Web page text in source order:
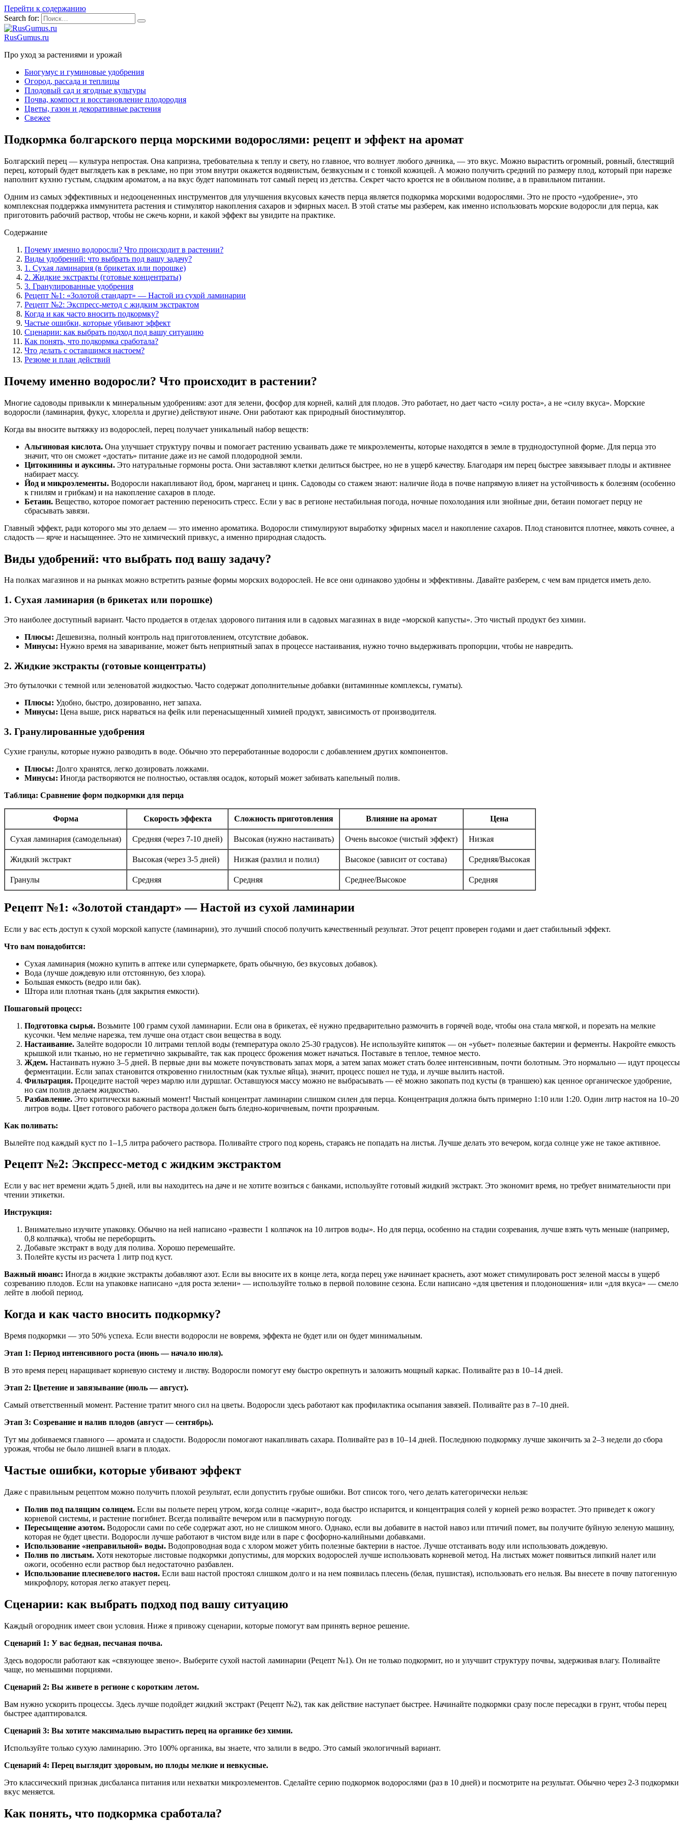
Перейти к содержанию
Search for:
RusGumus.ru
Про уход за растениями и урожай
Биогумус и гуминовые удобрения
Огород, рассада и теплицы
Плодовый сад и ягодные культуры
Почва, компост и восстановление плодородия
Цветы, газон и декоративные растения
Свежее
Подкормка болгарского перца морскими водорослями: рецепт и эффект на аромат
Болгарский перец — культура непростая. Она капризна, требовательна к теплу и свету, но главное, что волнует любого дачника, — это вкус. Можно вырастить огромный, ровный, блестящий
перец, который будет выглядеть как в рекламе, но при этом внутри окажется водянистым, безвкусным и с тонкой кожицей. А можно получить средний по размеру плод, который при нарезке
наполнит кухню густым, сладким ароматом, а на вкус будет напоминать тот самый перец из детства. Секрет часто кроется не в обильном поливе, а в правильном питании.
Одним из самых эффективных и недооцененных инструментов для улучшения вкусовых качеств перца является подкормка морскими водорослями. Это не просто «удобрение», это
комплексная поддержка иммунитета растения и стимулятор накопления сахаров и эфирных масел. В этой статье мы разберем, как именно использовать морские водоросли для перца, как
приготовить рабочий раствор, чтобы не сжечь корни, и какой эффект вы увидите на практике.
Содержание
Почему именно водоросли? Что происходит в растении?
Виды удобрений: что выбрать под вашу задачу?
1. Сухая ламинария (в брикетах или порошке)
2. Жидкие экстракты (готовые концентраты)
3. Гранулированные удобрения
Рецепт №1: «Золотой стандарт» — Настой из сухой ламинарии
Рецепт №2: Экспресс-метод с жидким экстрактом
Когда и как часто вносить подкормку?
Частые ошибки, которые убивают эффект
Сценарии: как выбрать подход под вашу ситуацию
Как понять, что подкормка сработала?
Что делать с оставшимся настоем?
Резюме и план действий
Почему именно водоросли? Что происходит в растении?
Многие садоводы привыкли к минеральным удобрениям: азот для зелени, фосфор для корней, калий для плодов. Это работает, но дает часто «силу роста», а не «силу вкуса». Морские
водоросли (ламинария, фукус, хлорелла и другие) действуют иначе. Они работают как природный биостимулятор.
Когда вы вносите вытяжку из водорослей, перец получает уникальный набор веществ:
Альгиновая кислота. Она улучшает структуру почвы и помогает растению усваивать даже те микроэлементы, которые находятся в земле в труднодоступной форме. Для перца это
значит, что он сможет «достать» питание даже из не самой плодородной земли.
Цитокинины и ауксины. Это натуральные гормоны роста. Они заставляют клетки делиться быстрее, но не в ущерб качеству. Благодаря им перец быстрее завязывает плоды и активнее
набирает массу.
Йод и микроэлементы. Водоросли накапливают йод, бром, марганец и цинк. Садоводы со стажем знают: наличие йода в почве напрямую влияет на устойчивость к болезням (особенно
к гнилям и грибкам) и на накопление сахаров в плоде.
Бетаин. Вещество, которое помогает растению переносить стресс. Если у вас в регионе нестабильная погода, ночные похолодания или знойные дни, бетаин помогает перцу не
сбрасывать завязи.
Главный эффект, ради которого мы это делаем — это именно ароматика. Водоросли стимулируют выработку эфирных масел и накопление сахаров. Плод становится плотнее, мякоть сочнее, а
сладость — ярче и насыщеннее. Это не химический привкус, а именно природная сладость.
Виды удобрений: что выбрать под вашу задачу?
На полках магазинов и на рынках можно встретить разные формы морских водорослей. Не все они одинаково удобны и эффективны. Давайте разберем, с чем вам придется иметь дело.
1. Сухая ламинария (в брикетах или порошке)
Это наиболее доступный вариант. Часто продается в отделах здорового питания или в садовых магазинах в виде «морской капусты». Это чистый продукт без химии.
Плюсы: Дешевизна, полный контроль над приготовлением, отсутствие добавок.
Минусы: Нужно время на заваривание, может быть неприятный запах в процессе настаивания, нужно точно выдерживать пропорции, чтобы не навредить.
2. Жидкие экстракты (готовые концентраты)
Это бутылочки с темной или зеленоватой жидкостью. Часто содержат дополнительные добавки (витаминные комплексы, гуматы).
Плюсы: Удобно, быстро, дозированно, нет запаха.
Минусы: Цена выше, риск нарваться на фейк или перенасыщенный химией продукт, зависимость от производителя.
3. Гранулированные удобрения
Сухие гранулы, которые нужно разводить в воде. Обычно это переработанные водоросли с добавлением других компонентов.
Плюсы: Долго хранятся, легко дозировать ложками.
Минусы: Иногда растворяются не полностью, оставляя осадок, который может забивать капельный полив.
Таблица: Сравнение форм подкормки для перца
Форма Скорость эффекта Сложность приготовления Влияние на аромат Цена
Сухая ламинария (самодельная) Средняя (через 7-10 дней) Высокая (нужно настаивать) Очень высокое (чистый эффект) Низкая
Жидкий экстракт Высокая (через 3-5 дней) Низкая (разлил и полил) Высокое (зависит от состава) Средняя/Высокая
Гранулы Средняя Средняя Среднее/Высокое Средняя
Рецепт №1: «Золотой стандарт» — Настой из сухой ламинарии
Если у вас есть доступ к сухой морской капусте (ламинарии), это лучший способ получить качественный результат. Этот рецепт проверен годами и дает стабильный эффект.
Что вам понадобится:
Сухая ламинария (можно купить в аптеке или супермаркете, брать обычную, без вкусовых добавок).
Вода (лучше дождевую или отстоянную, без хлора).
Большая емкость (ведро или бак).
Штора или плотная ткань (для закрытия емкости).
Пошаговый процесс:
Подготовка сырья. Возьмите 100 грамм сухой ламинарии. Если она в брикетах, её нужно предварительно размочить в горячей воде, чтобы она стала мягкой, и порезать на мелкие
кусочки. Чем мельче нарезка, тем лучше она отдаст свои вещества в воду.
Настаивание. Залейте водоросли 10 литрами теплой воды (температура около 25-30 градусов). Не используйте кипяток — он «убьет» полезные бактерии и ферменты. Накройте емкость
крышкой или тканью, но не герметично закрывайте, так как процесс брожения может начаться. Поставьте в теплое, темное место.
Ждем. Настаивать нужно 3–5 дней. В первые дни вы можете почувствовать запах моря, а затем запах может стать более интенсивным, почти болотным. Это нормально — идут процессы
ферментации. Если запах становится откровенно гнилостным (как тухлые яйца), значит, процесс пошел не туда, и лучше вылить настой.
Фильтрация. Процедите настой через марлю или дуршлаг. Оставшуюся массу можно не выбрасывать — её можно закопать под кусты (в траншею) как ценное органическое удобрение,
но сам полив делаем жидкостью.
Разбавление. Это критически важный момент! Чистый концентрат ламинарии слишком силен для перца. Концентрация должна быть примерно 1:10 или 1:20. Один литр настоя на 10–20
литров воды. Цвет готового рабочего раствора должен быть бледно-коричневым, почти прозрачным.
Как поливать:
Вылейте под каждый куст по 1–1,5 литра рабочего раствора. Поливайте строго под корень, стараясь не попадать на листья. Лучше делать это вечером, когда солнце уже не такое активное.
Рецепт №2: Экспресс-метод с жидким экстрактом
Если у вас нет времени ждать 5 дней, или вы находитесь на даче и не хотите возиться с банками, используйте готовый жидкий экстракт. Это экономит время, но требует внимательности при
чтении этикетки.
Инструкция:
Внимательно изучите упаковку. Обычно на ней написано «развести 1 колпачок на 10 литров воды». Но для перца, особенно на стадии созревания, лучше взять чуть меньше (например,
0,8 колпачка), чтобы не переборщить.
Добавьте экстракт в воду для полива. Хорошо перемешайте.
Полейте кусты из расчета 1 литр под куст.
Важный нюанс: Иногда в жидкие экстракты добавляют азот. Если вы вносите их в конце лета, когда перец уже начинает краснеть, азот может стимулировать рост зеленой массы в ущерб
созреванию плодов. Если на упаковке написано «для роста зелени» — используйте только в первой половине сезона. Если написано «для цветения и плодоношения» или «для вкуса» — смело
лейте в любой период.
Когда и как часто вносить подкормку?
Время подкормки — это 50% успеха. Если внести водоросли не вовремя, эффекта не будет или он будет минимальным.
Этап 1: Период интенсивного роста (июнь — начало июля).
В это время перец наращивает корневую систему и листву. Водоросли помогут ему быстро окрепнуть и заложить мощный каркас. Поливайте раз в 10–14 дней.
Этап 2: Цветение и завязывание (июль — август).
Самый ответственный момент. Растение тратит много сил на цветы. Водоросли здесь работают как профилактика осыпания завязей. Поливайте раз в 7–10 дней.
Этап 3: Созревание и налив плодов (август — сентябрь).
Тут мы добиваемся главного — аромата и сладости. Водоросли помогают накапливать сахара. Поливайте раз в 10–14 дней. Последнюю подкормку лучше закончить за 2–3 недели до сбора
урожая, чтобы не было лишней влаги в плодах.
Частые ошибки, которые убивают эффект
Даже с правильным рецептом можно получить плохой результат, если допустить грубые ошибки. Вот список того, чего делать категорически нельзя:
Полив под палящим солнцем. Если вы польете перец утром, когда солнце «жарит», вода быстро испарится, и концентрация солей у корней резко возрастет. Это приведет к ожогу
корневой системы, и растение погибнет. Всегда поливайте вечером или в пасмурную погоду.
Пересыщение азотом. Водоросли сами по себе содержат азот, но не слишком много. Однако, если вы добавите в настой навоз или птичий помет, вы получите буйную зеленую машину,
которая не будет цвести. Водоросли лучше работают в чистом виде или в паре с фосфорно-калийными добавками.
Использование «неправильной» воды. Водопроводная вода с хлором может убить полезные бактерии в настое. Лучше отстаивать воду или использовать дождевую.
Полив по листьям. Хотя некоторые листовые подкормки допустимы, для морских водорослей лучше использовать корневой метод. На листьях может появиться липкий налет или
ожоги, особенно если раствор был недостаточно разбавлен.
Использование плесневелого настоя. Если ваш настой простоял слишком долго и на нем появилась плесень (белая, пушистая), использовать его нельзя. Вы внесете в почву патогенную
микрофлору, которая легко атакует перец.
Сценарии: как выбрать подход под вашу ситуацию
Каждый огородник имеет свои условия. Ниже я привожу сценарии, которые помогут вам принять верное решение.
Сценарий 1: У вас бедная, песчаная почва.
Здесь водоросли работают как «связующее звено». Выберите сухой настой ламинарии (Рецепт №1). Он не только подкормит, но и улучшит структуру почвы, задерживая влагу. Поливайте
чаще, но меньшими порциями.
Сценарий 2: Вы живете в регионе с коротким летом.
Вам нужно ускорить процессы. Здесь лучше подойдет жидкий экстракт (Рецепт №2), так как действие наступает быстрее. Начинайте подкормки сразу после пересадки в грунт, чтобы перец
быстрее адаптировался.
Сценарий 3: Вы хотите максимально вырастить перец на органике без химии.
Используйте только сухую ламинарию. Это 100% органика, вы знаете, что залили в ведро. Это самый экологичный вариант.
Сценарий 4: Перец выглядит здоровым, но плоды мелкие и невкусные.
Это классический признак дисбаланса питания или нехватки микроэлементов. Сделайте серию подкормок водорослями (раз в 10 дней) и посмотрите на результат. Обычно через 2-3 подкормки
вкус меняется.
Как понять, что подкормка сработала?